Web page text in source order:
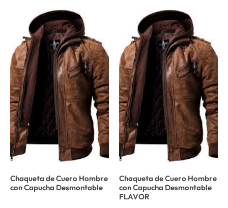
Chaqueta de Cuero Hombre
con Capucha Desmontable
Chaqueta de Cuero Hombre
con Capucha Desmontable
FLAVOR